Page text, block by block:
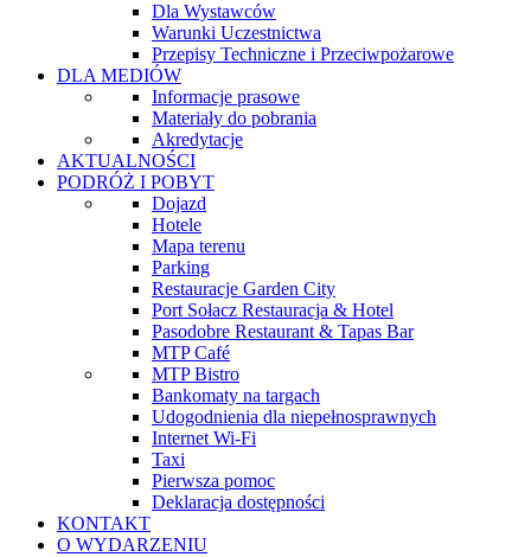
Dla Wystawców
Warunki Uczestnictwa
Przepisy Techniczne i Przeciwpożarowe
DLA MEDIÓW
Informacje prasowe
Materiały do pobrania
Akredytacje
AKTUALNOŚCI
PODRÓŻ I POBYT
Dojazd
Hotele
Mapa terenu
Parking
Restauracje Garden City
Port Sołacz Restauracja & Hotel
Pasodobre Restaurant & Tapas Bar
MTP Café
MTP Bistro
Bankomaty na targach
Udogodnienia dla niepełnosprawnych
Internet Wi-Fi
Taxi
Pierwsza pomoc
Deklaracja dostępności
KONTAKT
O WYDARZENIU